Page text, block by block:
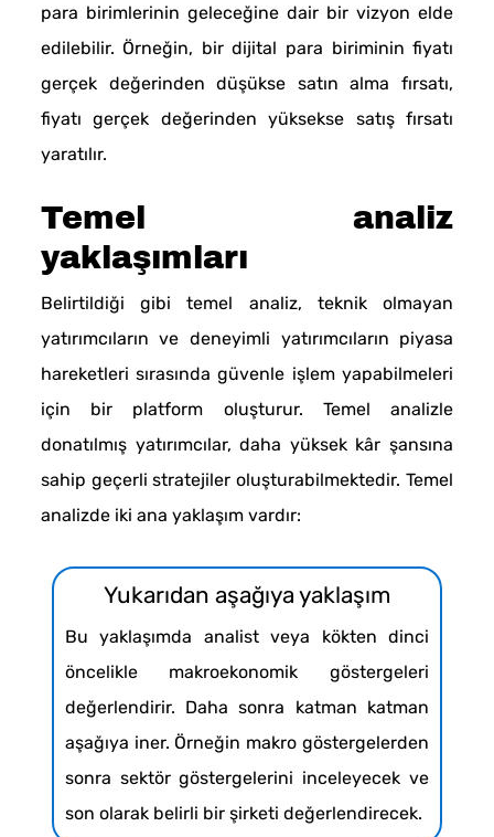
para birimlerinin geleceğine dair bir vizyon elde
edilebilir. Örneğin, bir dijital para biriminin fiyatı
gerçek değerinden düşükse satın alma fırsatı,
fiyatı gerçek değerinden yüksekse satış fırsatı
yaratılır.
Temel analiz
yaklaşımları
Belirtildiği gibi temel analiz, teknik olmayan
yatırımcıların ve deneyimli yatırımcıların piyasa
hareketleri sırasında güvenle işlem yapabilmeleri
için bir platform oluşturur. Temel analizle
donatılmış yatırımcılar, daha yüksek kâr şansına
sahip geçerli stratejiler oluşturabilmektedir. Temel
analizde iki ana yaklaşım vardır:
Yukarıdan aşağıya yaklaşım
Bu yaklaşımda analist veya kökten dinci
öncelikle makroekonomik göstergeleri
değerlendirir. Daha sonra katman katman
aşağıya iner. Örneğin makro göstergelerden
sonra sektör göstergelerini inceleyecek ve
son olarak belirli bir şirketi değerlendirecek.